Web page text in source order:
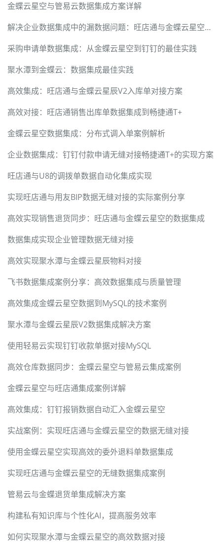
金蝶云星空与管易云数据集成方案详解
解决企业数据集成中的漏数据问题：旺店通与金蝶云星空集成案例
采购申请单数据集成：从金蝶云星空到钉钉的最佳实践
聚水潭到金蝶云：数据集成最佳实践
高效集成：旺店通与金蝶云星辰V2入库单对接方案
高效对接：旺店通销售出库单数据集成到畅捷通T+
金蝶云星空数据集成：分布式调入单案例解析
企业数据集成：钉钉付款申请无缝对接畅捷通T+的实现方案
旺店通与U8的调拨单数据自动化集成实现
实现旺店通与用友BIP数据无缝对接的实际案例分享
高效实现销售退货同步：旺店通与金蝶云星空的数据集成
数据集成实现企业管理数据无缝对接
高效实现聚水潭与金蝶云星辰物料对接
飞书数据集成案例分享：高效数据集成与质量管理
高效集成金蝶云星空数据到MySQL的技术案例
聚水潭与金蝶云星辰V2数据集成解决方案
使用轻易云实现钉钉收款单据对接MySQL
高效仓库数据同步：金蝶云星空与管易云集成案例
金蝶云星空与旺店通集成案例详解
高效集成：钉钉报销数据自动汇入金蝶云星空
实战案例：实现旺店通与金蝶云星空的数据无缝对接
使用金蝶云星空实现高效的委外退料单数据集成
实现旺店通与金蝶云星空的无缝数据集成案例
管易云与金蝶退货单集成解决方案
构建私有知识库与个性化AI，提高服务效率
如何实现聚水潭与金蝶云星空的高效数据对接